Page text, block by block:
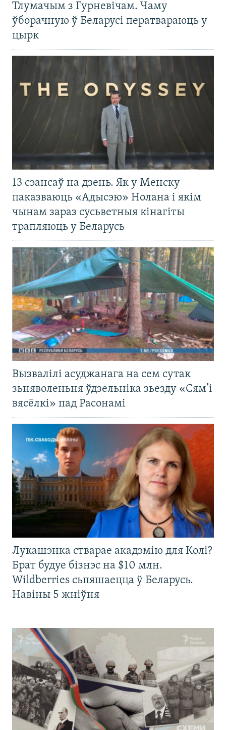
Тлумачым з Гурневічам. Чаму
ўборачную ў Беларусі ператвараюць у
цырк
13 сэансаў на дзень. Як у Менску
паказваюць «Адысэю» Нолана і якім
чынам зараз сусьветныя кінагіты
трапляюць у Беларусь
Вызвалілі асуджанага на сем сутак
зьняволеньня ўдзельніка зьезду «Сям’і
вясёлкі» пад Расонамі
Лукашэнка стварае акадэмію для Колі?
Брат будуе бізнэс на $10 млн.
Wildberries сьпяшаецца ў Беларусь.
Навіны 5 жніўня